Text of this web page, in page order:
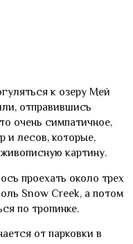
к озеру Мей
отправившись
очень симпатичное,
и лесов, которые,
картину.
проехать около трех
Snow Creek, а потом
по тропинке.
от парковки в